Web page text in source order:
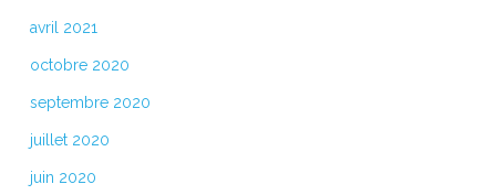
avril 2021
octobre 2020
septembre 2020
juillet 2020
juin 2020